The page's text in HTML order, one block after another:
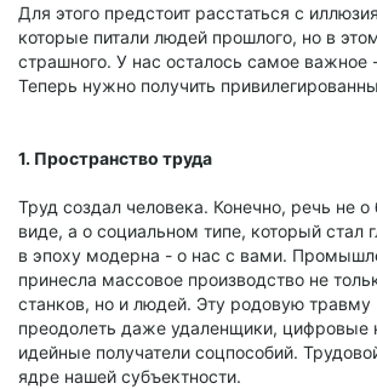
Для этого предстоит расстаться с
которые питали людей прошлого, но в
страшного. У нас осталось самое
Теперь нужно получить
1. Пространство труда
Труд создал человека. Конечно, речь не о
виде, а о социальном типе, который стал
в эпоху модерна - о нас с вами.
принесла массовое производство не
станков, но и людей. Эту родовую травму
преодолеть даже удаленщики, цифровые
идейные получатели соцпособий.
ядре нашей субъектности.